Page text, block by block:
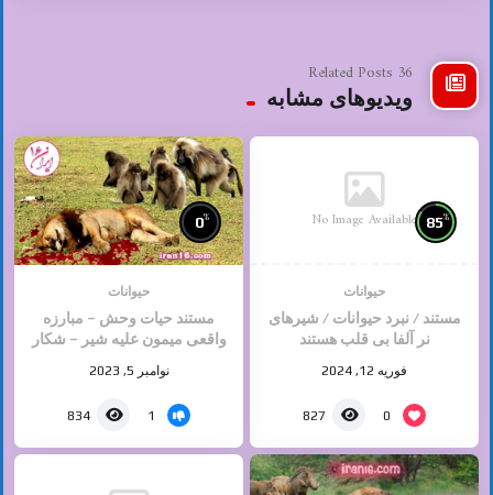
36 Related Posts
ویدیوهای مشابه
No Image Available 85%
حیوانات
مستند / نبرد حیوانات / شیرهای
نر آلفا بی قلب هستند
فوریه 12, 2024
0
827
0%
حیوانات
مستند حیات وحش – مبارزه
واقعی میمون علیه شیر – شکار
نوامبر 5, 2023
1
834